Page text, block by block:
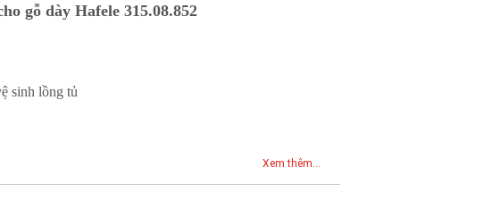
gỗ dày Hafele 315.08.852
sinh lồng tủ
Xem thêm...